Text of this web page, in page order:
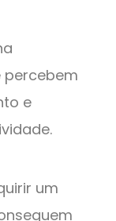
percebem
e
um